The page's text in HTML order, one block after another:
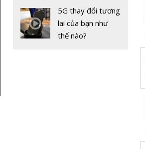
Fast & Furious 9
chuẩn bị ra rạp
sót qua mùa hè
nóng nực
5G thay đổi tương
lai của bạn như
thế nào?